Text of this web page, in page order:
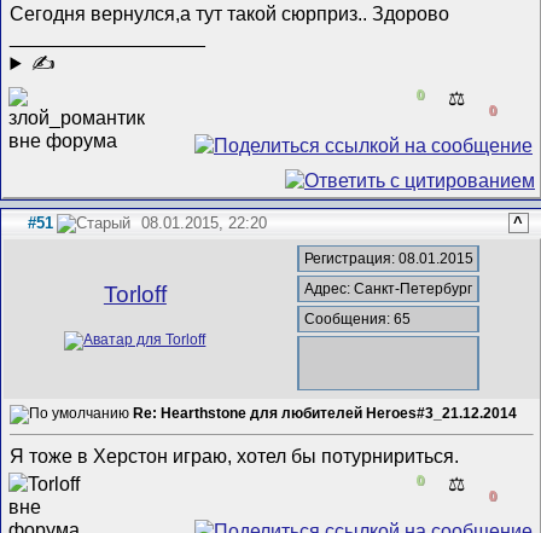
Сегодня вернулся,а тут такой сюрприз.. Здорово
✍
0 ⚖️
0
#51 08.01.2015, 22:20 ^
Torloff
Регистрация: 08.01.2015
Адрес: Санкт-Петербург
Сообщения: 65
Re: Hearthstone для любителей Heroes#3_21.12.2014
Я тоже в Херстон играю, хотел бы потурнириться.
0 ⚖️
0